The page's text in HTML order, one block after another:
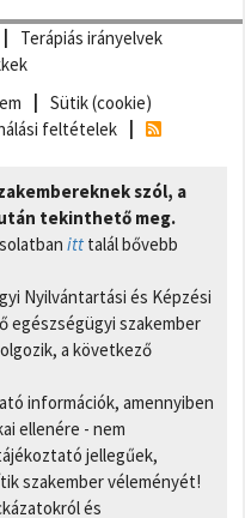
Terápiás irányelvek
Sütik (cookie)
feltételek
szól, a
tekinthető meg.
itt talál bővebb
Nyilvántartási és Képzési
egészségügyi szakember
a következő
információk, amennyiben
ellenére - nem
jellegűek,
szakember véleményét!
és